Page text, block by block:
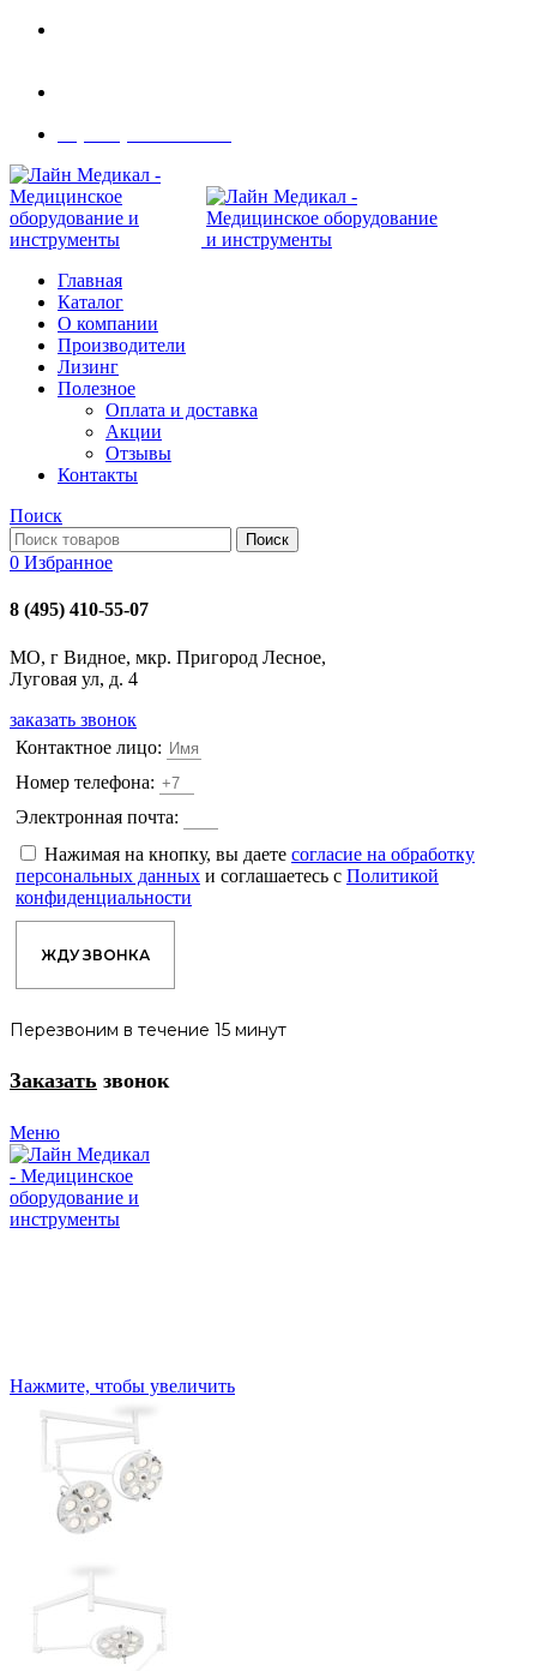
Главная
Каталог
О компании
Производители
Лизинг
Полезное
Оплата и доставка
Акции
Отзывы
Контакты
Поиск
Поиск
0 Избранное
8 (495) 410-55-07
МО, г Видное, мкр. Пригород Лесное,
Луговая ул, д. 4
заказать звонок
Контактное лицо:
Номер телефона:
Электронная почта:
Нажимая на кнопку, вы даете согласие на обработку
персональных данных и соглашаетесь с Политикой
конфиденциальности
ЖДУ ЗВОНКА
Перезвоним в течение 15 минут
Заказать звонок
Меню
Нажмите, чтобы увеличить